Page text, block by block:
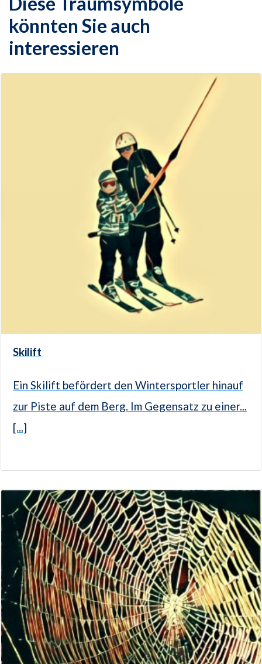
könnten Sie auch
interessieren
Skilift
Ein Skilift befördert den Wintersportler hinauf
zur Piste auf dem Berg. Im Gegensatz zu einer...
[...]